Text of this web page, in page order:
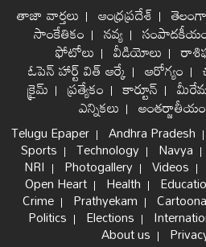
తాజా వార్తలు ఆంధ్రప్రదేశ్
సాంకేతికం నవ్య
ఫోటోలు వీడియోలు
ఓపెన్ హార్ట్ విత్ ఆర్కే ఆరోగ్యం
క్రైమ్ ప్రత్యేకం కార్టూన్
ఎన్నికలు అంతర్జాతీయం
Telugu Epaper Andhra Pradesh
Sports Technology Navya
NRI Photogallery Videos
Open Heart Health
Crime Prathyekam
Politics Elections
About us